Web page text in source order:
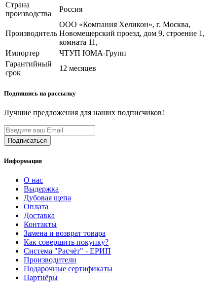
Страна
производства
Россия
Производитель
ООО «Компания Хеликон», г. Москва,
Новомещерский проезд, дом 9, строение 1,
комната 11,
Импортер
ЧТУП ЮМА-Групп
Гарантийный
срок
12 месяцев
Подпишись на рассылку
Лучшие предложения для наших подписчиков!
Информация
О нас
Выдержка
Дубовая щепа
Оплата
Доставка
Контакты
Замена и возврат товара
Как совершить покупку?
Система "Расчёт" - ЕРИП
Производители
Подарочные сертификаты
Партнёры